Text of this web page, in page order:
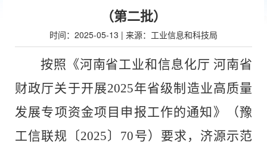
（第二批）
时间：2025-05-13 | 来源：工业信息和科技局
按照 《河南省工业和信息化厅 河南省
财政厅关于开展2025年省级制造业高质量
发展专项资金项目申报工作的通知 》
（豫
工信联规 〔2025〕 70号）要求， 济源示范